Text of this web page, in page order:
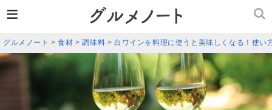
グルメノート >食材 >調味料 > 白ワインを料理に使うと美味しくなる！使い
≡